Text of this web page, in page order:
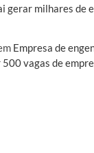
gerar milhares de
Empresa de
vagas de